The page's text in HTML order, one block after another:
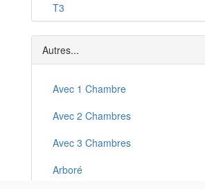
Saint-Étienne-les-Orgues
L'Escale
T3
T4
Autres...
Avec 1 Chambre
Avec 2 Chambres
Avec 3 Chambres
Arboré